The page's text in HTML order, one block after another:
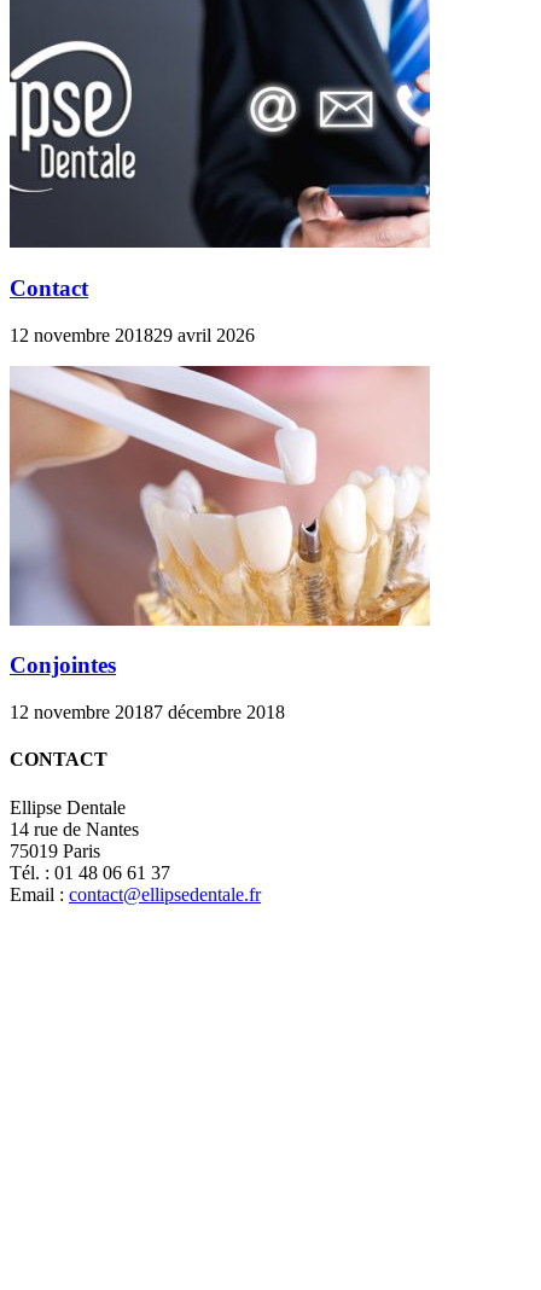
Contact
12 novembre 201829 avril 2026
Conjointes
12 novembre 20187 décembre 2018
CONTACT
Ellipse Dentale
14 rue de Nantes
75019 Paris
Tél. : 01 48 06 61 37
Email : contact@ellipsedentale.fr